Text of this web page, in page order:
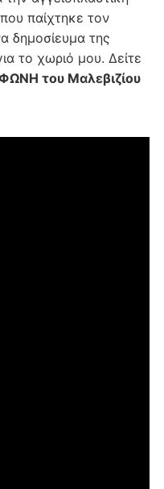
παίχτηκε τον
δημοσίευμα της
το χωριό μου. Δείτε
ΦΩΝΗ του Μαλεβιζίου